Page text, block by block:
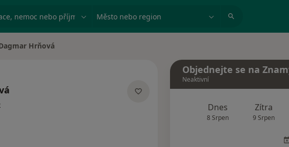
nemoc nebo příjmení Město nebo region
města Hrňová
Objednejte se na
Neaktivní
Dnes
8 Srpen
Zítra
9 Srpen